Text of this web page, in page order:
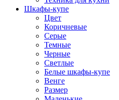
Шкафы-купе
Цвет
Коричневые
Серые
Темные
Черные
Светлые
Белые шкафы-купе
Венге
Размер